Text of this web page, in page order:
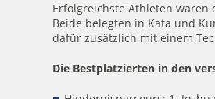
Erfolgreichste Athleten waren
Beide belegten in Kata und
dafür zusätzlich mit einem
Die Bestplatzierten in den